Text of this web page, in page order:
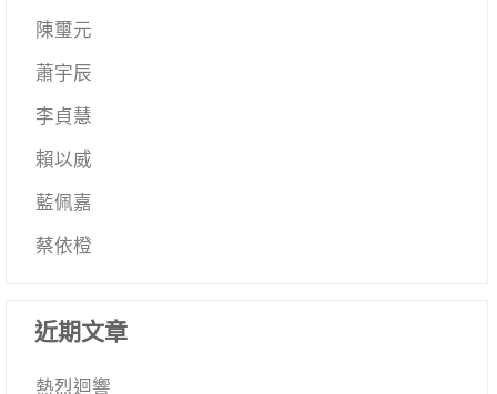
陳璽元
蕭宇辰
李貞慧
賴以威
藍佩嘉
蔡依橙
近期文章
熱烈迴響